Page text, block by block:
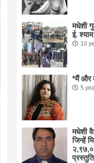
मधेशी
ई.
10
*मैं और
5
मधेशी
जिन्हें